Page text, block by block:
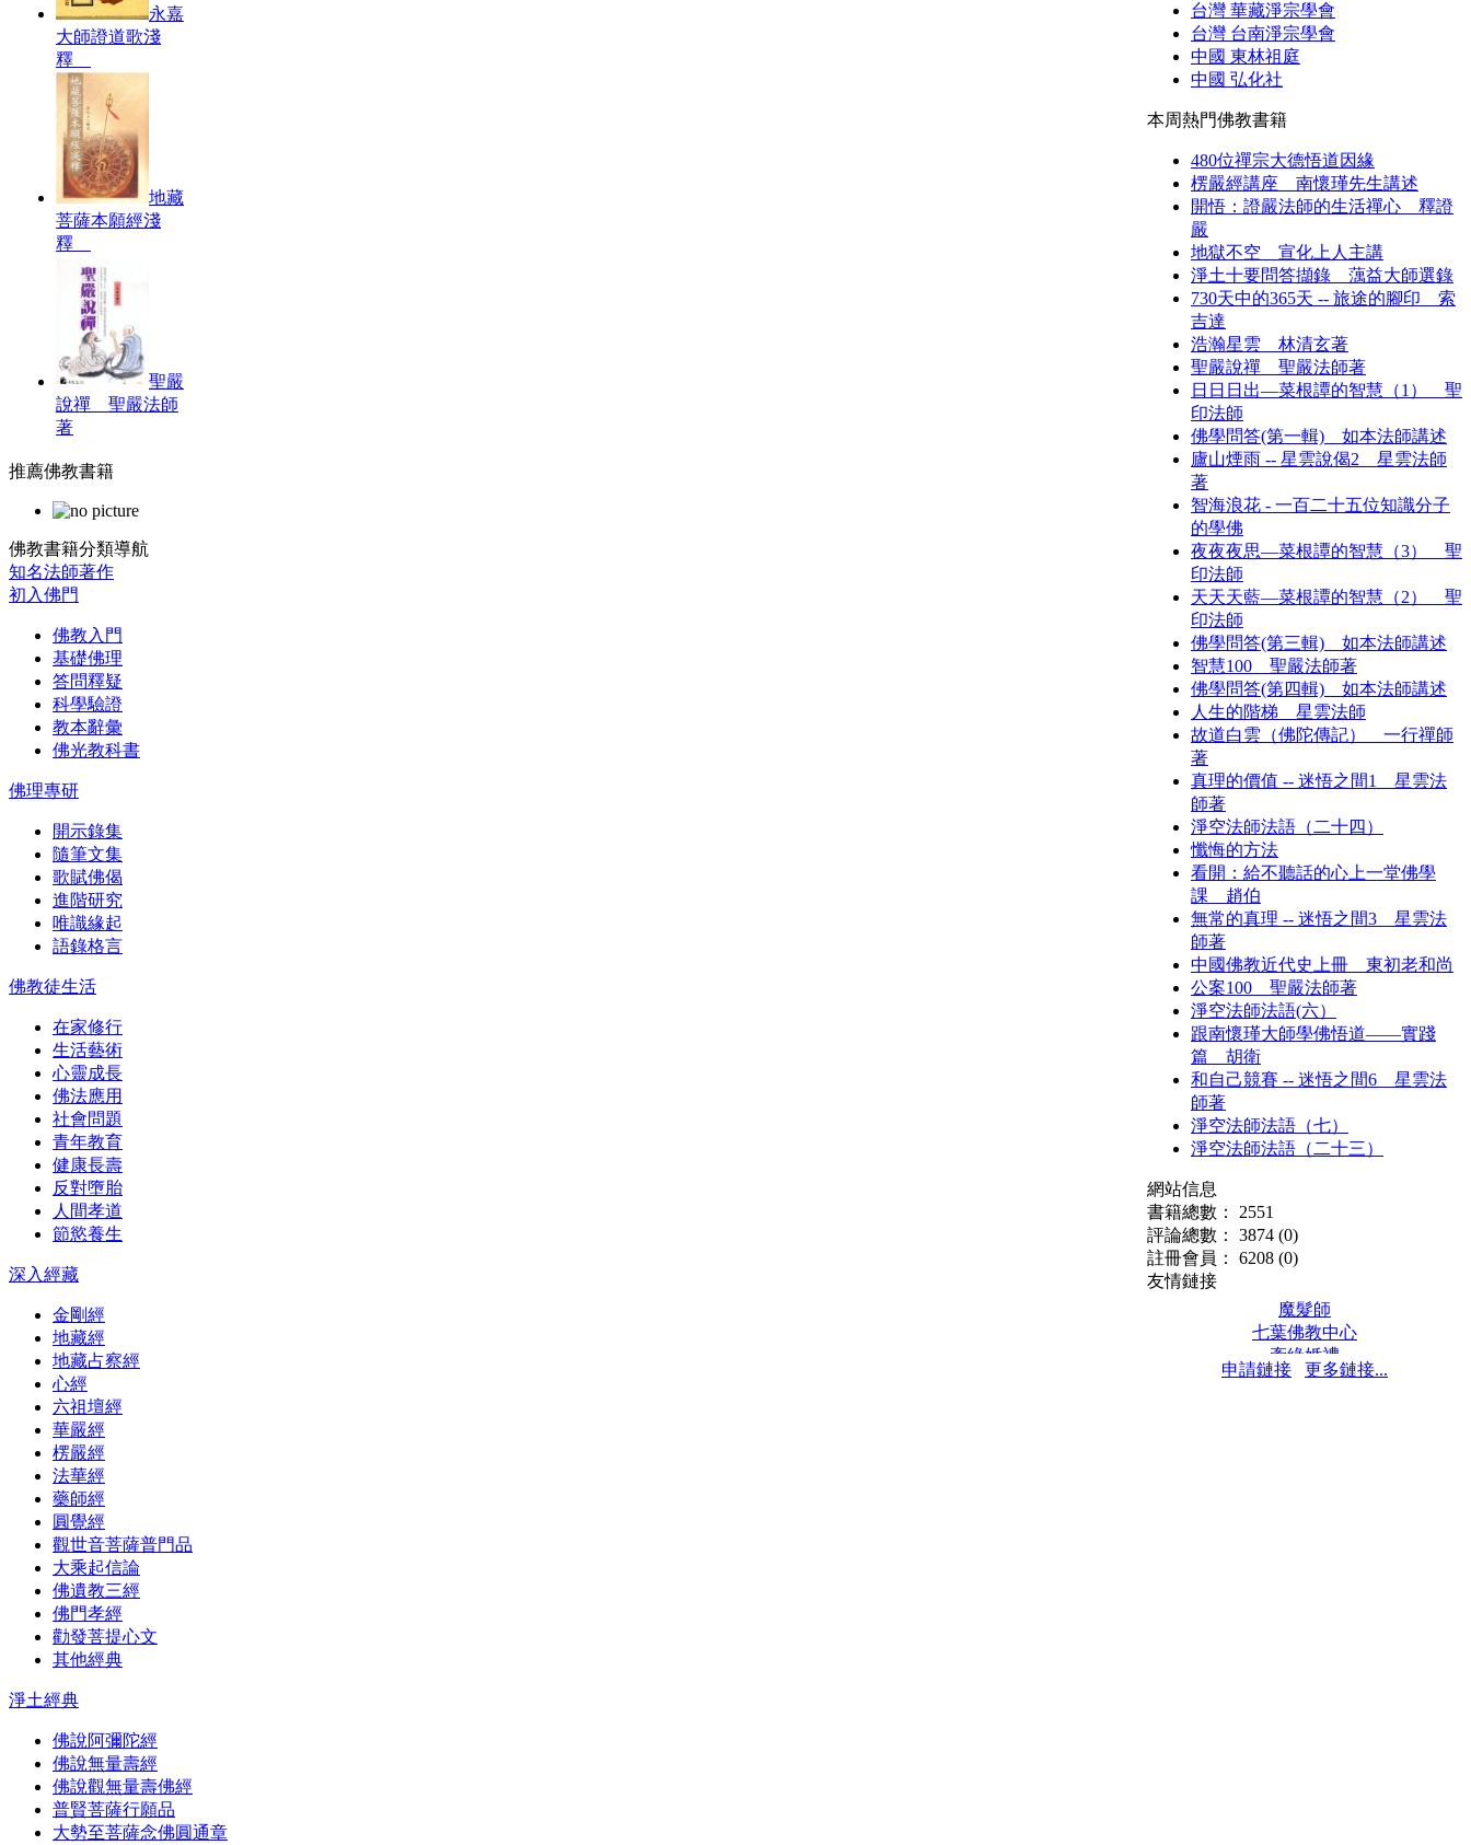
永嘉
大師證道歌淺
釋
地藏
菩薩本願經淺
釋
聖嚴
說禪 聖嚴法師
著
推薦佛教書籍
佛教書籍分類導航
知名法師著作
初入佛門
佛教入門
基礎佛理
答問釋疑
科學驗證
教本辭彙
佛光教科書
佛理專研
開示錄集
隨筆文集
歌賦佛偈
進階研究
唯識緣起
語錄格言
佛教徒生活
在家修行
生活藝術
心靈成長
佛法應用
社會問題
青年教育
健康長壽
反對墮胎
人間孝道
節慾養生
深入經藏
金剛經
地藏經
地藏占察經
心經
六祖壇經
華嚴經
楞嚴經
法華經
藥師經
圓覺經
觀世音菩薩普門品
大乘起信論
佛遺教三經
佛門孝經
勸發菩提心文
其他經典
淨土經典
佛說阿彌陀經
佛說無量壽經
佛說觀無量壽佛經
普賢菩薩行願品
大勢至菩薩念佛圓通章
台灣 華藏淨宗學會
台灣 台南淨宗學會
中國 東林祖庭
中國 弘化社
本周熱門佛教書籍
480位禪宗大德悟道因緣
楞嚴經講座 南懷瑾先生講述
開悟：證嚴法師的生活禪心 釋證
嚴
地獄不空 宣化上人主講
淨土十要問答擷錄 蕅益大師選錄
730天中的365天 -- 旅途的腳印 索
吉達
浩瀚星雲 林清玄著
聖嚴說禪 聖嚴法師著
日日日出—菜根譚的智慧（1） 聖
印法師
佛學問答(第一輯) 如本法師講述
廬山煙雨 -- 星雲說偈2 星雲法師
著
智海浪花 - 一百二十五位知識分子
的學佛
夜夜夜思—菜根譚的智慧（3） 聖
印法師
天天天藍—菜根譚的智慧（2） 聖
印法師
佛學問答(第三輯) 如本法師講述
智慧100 聖嚴法師著
佛學問答(第四輯) 如本法師講述
人生的階梯 星雲法師
故道白雲（佛陀傳記） 一行禪師
著
真理的價值 -- 迷悟之間1 星雲法
師著
淨空法師法語（二十四）
懺悔的方法
看開：給不聽話的心上一堂佛學
課 趙伯
無常的真理 -- 迷悟之間3 星雲法
師著
中國佛教近代史上冊 東初老和尚
公案100 聖嚴法師著
淨空法師法語(六）
跟南懷瑾大師學佛悟道——實踐
篇 胡衛
和自己競賽 -- 迷悟之間6 星雲法
師著
淨空法師法語（七）
淨空法師法語（二十三）
網站信息
書籍總數： 2551
評論總數： 3874 (0)
註冊會員： 6208 (0)
友情鏈接
魔髮師
七葉佛教中心
牽緣婚禮
保髮堂
申請鏈接 更多鏈接...